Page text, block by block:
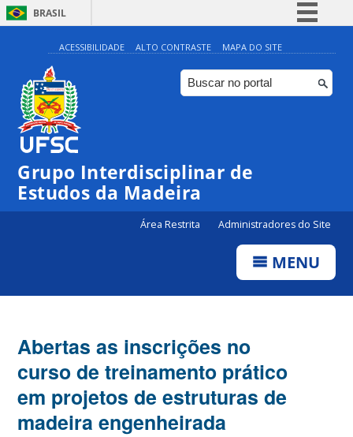
BRASIL
Simplifique!
Comunica BR
Participe
Canais
ACESSIBILIDADE ALTO CONTRASTE MAPA DO SITE
Grupo Interdisciplinar de
Estudos da Madeira
Área Restrita Administradores do Site
MENU
Abertas as inscrições no
curso de treinamento prático
em projetos de estruturas de
madeira engenheirada